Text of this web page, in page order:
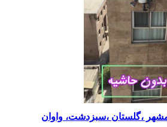
،گلستان ،سبزدشت، واوان